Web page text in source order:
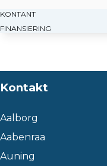
KONTANT
FINANSIERING
Kontakt
Aalborg
Aabenraa
Auning